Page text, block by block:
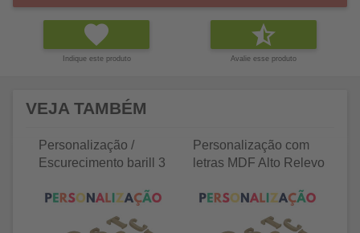
Indique este produto Avalie esse produto
VEJA TAMBÉM
Personalização /
Escurecimento barill 3
Personalização com
letras MDF Alto Relevo